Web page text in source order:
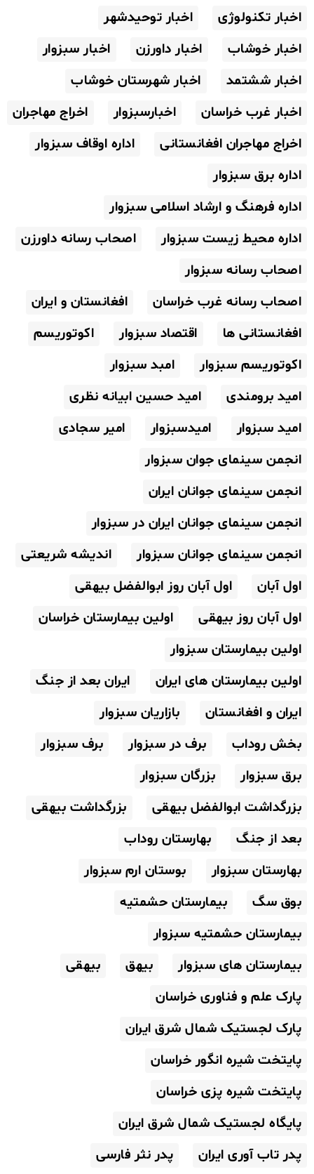
اخبار تکنولوژی
اخبار توحیدشهر
اخبار خوشاب
اخبار داورزن
اخبار سبزوار
اخبار ششتمد
اخبار شهرستان خوشاب
اخبار غرب خراسان
اخبارسبزوار
اخراج مهاجران
اخراج مهاجران افغانستانی
اداره اوقاف سبزوار
اداره برق سبزوار
اداره فرهنگ و ارشاد اسلامی سبزوار
اداره محیط زیست سبزوار
اصحاب رسانه داورزن
اصحاب رسانه سبزوار
اصحاب رسانه غرب خراسان
افغانستان و ایران
افغانستانی ها
اقتصاد سبزوار
اکوتوریسم
اکوتوریسم سبزوار
امبد سبزوار
امید برومندی
امید حسین ابیانه نظری
امید سبزوار
امیدسبزوار
امیر سجادی
انجمن سینمای جوان سبزوار
انجمن سینمای جوانان ایران
انجمن سینمای جوانان ایران در سبزوار
انجمن سینمای جوانان سبزوار
اندیشه شریعتی
اول آبان
اول آبان روز ابوالفضل بیهقی
اول آبان روز بیهقی
اولین بیمارستان خراسان
اولین بیمارستان سبزوار
اولین بیمارستان های ایران
ایران بعد از جنگ
ایران و افغانستان
بازاریان سبزوار
بخش روداب
برف در سبزوار
برف سبزوار
برق سبزوار
بزرگان سبزوار
بزرگداشت ابوالفضل بیهقی
بزرگداشت بیهقی
بعد از جنگ
بهارستان روداب
بهارستان سبزوار
بوستان ارم سبزوار
بوق سگ
بیمارستان حشمتیه
بیمارستان حشمتیه سبزوار
بیمارستان های سبزوار
بیهق
بیهقی
پارک علم و فناوری خراسان
پارک لجستیک شمال شرق ایران
پایتخت شیره انگور خراسان
پایتخت شیره پزی خراسان
پایگاه لجستیک شمال شرق ایران
پدر تاب آوری ایران
پدر نثر فارسی